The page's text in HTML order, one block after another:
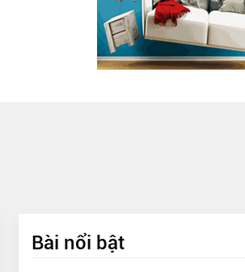
Bài nổi bật